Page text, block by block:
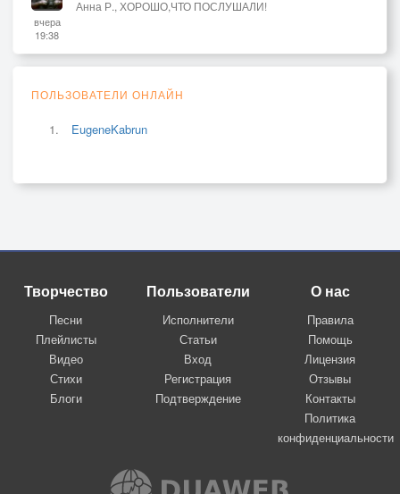
вчера
19:38
Анна Р., ХОРОШО,ЧТО ПОСЛУШАЛИ!
ПОЛЬЗОВАТЕЛИ ОНЛАЙН
EugeneKabrun
Творчество
Песни
Плейлисты
Видео
Стихи
Блоги
Пользователи
Исполнители
Статьи
Вход
Регистрация
Подтверждение
О нас
Правила
Помощь
Лицензия
Отзывы
Контакты
Политика
конфиденциальности